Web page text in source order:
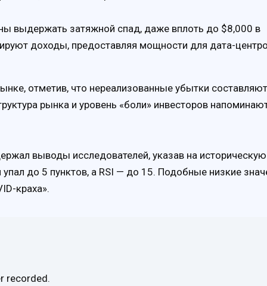
выдержать затяжной спад, даже вплоть до $8,000 в
доходы, предоставляя мощности для дата-
отметив, что нереализованные убытки составляют
рынка и уровень «боли» инвесторов
выводы исследователей, указав на историческую
до 5 пунктов, а RSI — до 15. Подобные низкие
краха».
recorded.